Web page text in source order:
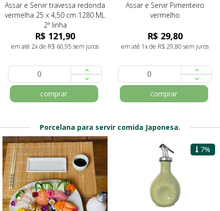
Assar e Servir travessa redonda
vermelha 25 x 4,50 cm 1280 ML
2ª linha
R$ 121,90
em até 2x de R$ 60,95 sem juros
comprar
Assar e Servir Pimenteiro
vermelho
R$ 29,80
em até 1x de R$ 29,80 sem juros
comprar
Porcelana para servir comida Japonesa.
6% 7%